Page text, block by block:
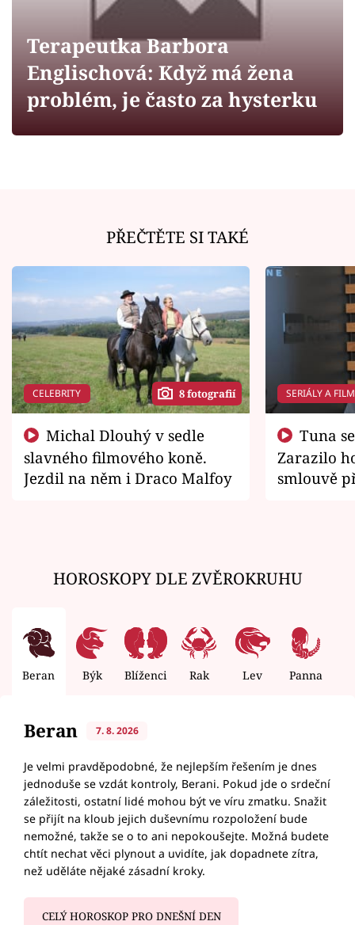
Sledujte prima+
Filmový festival Karlovy Vary
Sledujte nás
Terapeutka Barbora
Englischová: Když má žena
problém, je často za hysterku
PŘEČTĚTE SI TAKÉ
CELEBRITY 8 fotografií
slavného filmového koně.
Jezdil na něm i Draco Malfoy
SERIÁLY A
Zarazilo
smlouvě
HOROSKOPY DLE ZVĚROKRUHU
Beran Býk Blíženci Rak Lev Panna
Beran 7. 8. 2026
Je velmi pravděpodobné, že nejlepším řešením je dnes
jednoduše se vzdát kontroly, Berani. Pokud jde o srdeční
záležitosti, ostatní lidé mohou být ve víru zmatku. Snažit
se přijít na kloub jejich duševnímu rozpoložení bude
nemožné, takže se o to ani nepokoušejte. Možná budete
chtít nechat věci plynout a uvidíte, jak dopadnete zítra,
než uděláte nějaké zásadní kroky.
CELÝ HOROSKOP PRO DNEŠNÍ DEN